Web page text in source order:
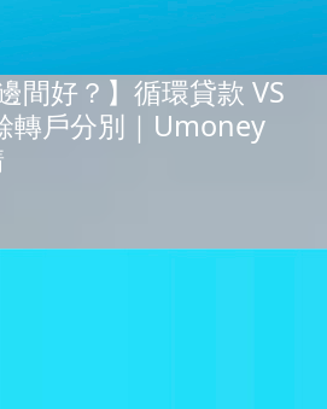
間好？】循環貸款 VS
轉戶分別｜Umoney